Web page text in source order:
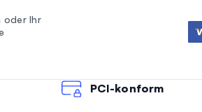
oder Ihr
PCI-konform